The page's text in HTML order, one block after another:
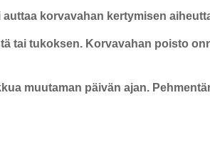
korvavahan kertymisen
tai tukoksen. Korvavahan poisto
muutaman päivän ajan.